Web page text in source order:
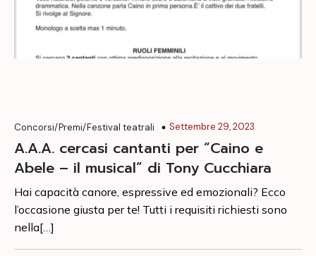
Concorsi/Premi/Festival teatrali Settembre 29, 2023
A.A.A. cercasi cantanti per “Caino e
Abele – il musical” di Tony Cucchiara
Hai capacità canore, espressive ed emozionali? Ecco
l’occasione giusta per te! Tutti i requisiti richiesti sono
nella[…]